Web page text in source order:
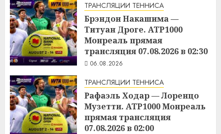
ТРАНСЛЯЦИИ ТЕННИСА
Брэндон Накашима —
Титуан Дроге. ATP1000
Монреаль прямая
трансляция 07.08.2026 в 02:30
06.08.2026
ТРАНСЛЯЦИИ ТЕННИСА
Рафаэль Ходар — Лоренцо
Музетти. ATP1000 Монреаль
прямая трансляция
07.08.2026 в 02:00